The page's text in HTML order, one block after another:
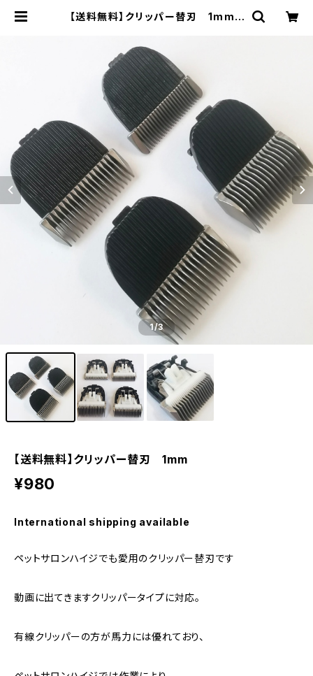
【送料無料】クリッパー替刃 1mm |
1/3
【送料無料】クリッパー替刃 1mm
¥980
International shipping available
ペットサロンハイジでも愛用のクリッパー替刃です
動画に出てきますクリッパータイプに対応。
有線クリッパーの方が馬力には優れており、